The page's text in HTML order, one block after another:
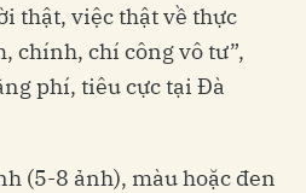
thật, việc thật về thực
chính, chí công vô tư”,
phí, tiêu cực tại Đà
(5-8 ảnh), màu hoặc đen